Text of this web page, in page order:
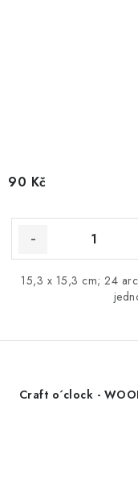
90 Kč
15,3 x 15,3 cm; 24
Craft o´clock -